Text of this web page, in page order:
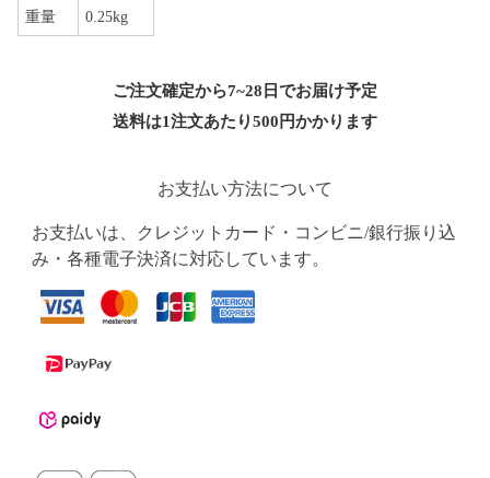
重量 0.25kg
ご注文確定から7~28日でお届け予定
送料は1注文あたり500 円かかります
お支払い方法について
お支払いは、クレジットカード・コンビニ/銀行振り込
み・各種電子決済に対応しています。